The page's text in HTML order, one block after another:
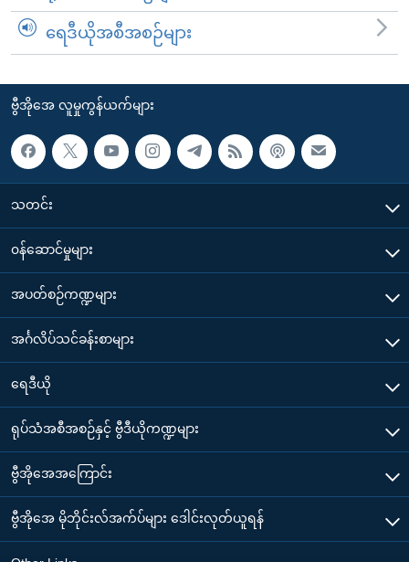
ရေဒီယိုအစီအစဉ်များ
ဗွီအိုအေ လူမှုကွန်ယက်များ
သတင်း
၀န်ဆောင်မှုများ
အပတ်စဉ်ကဏ္ဍများ
အင်္ဂလိပ်သင်ခန်းစာများ
ရေဒီယို
ရုပ်သံအစီအစဉ်နှင့် ဗွီဒီယိုကဏ္ဍများ
ဗွီအိုအေအကြောင်း
ဗွီအိုအေ မိုဘိုင်းလ်အက်ပ်များ ဒေါင်းလုတ်ယူရန်